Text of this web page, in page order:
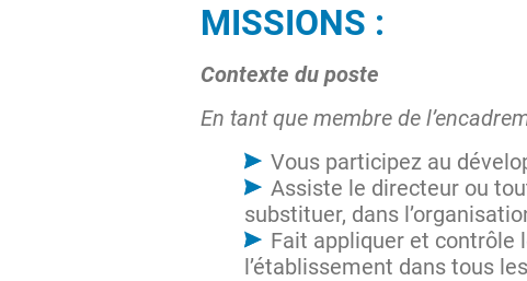
MISSIONS :
Contexte du poste
En tant que membre de
Vous participez au
Assiste le directeur ou
substituer, dans
Fait appliquer et contrôle
l’établissement dans tous